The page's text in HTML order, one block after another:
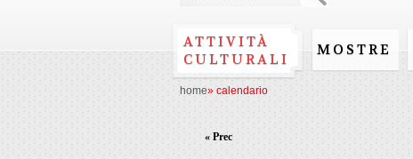
Form di ricerca
ATTIVITÀ
CULTURALI
MOSTRE
home» calendario
« Prec